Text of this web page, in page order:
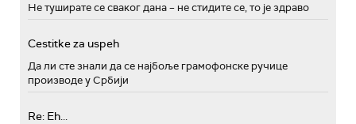
Не туширате се сваког дана – не стидите се, то је здраво
Cestitke za uspeh
Да ли сте знали да се најбоље грамофонске ручице
производе у Србији
Re: Eh...